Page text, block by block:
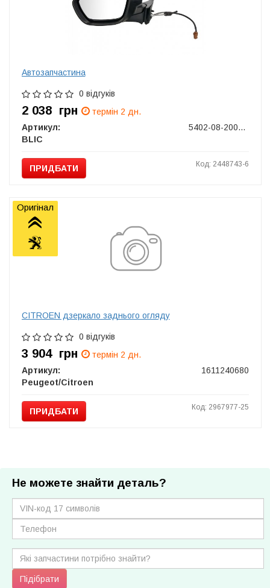
Автозапчастина
0 відгуків
2 038 грн
термін 2 дн.
Артикул:
5402-08-2002067P
BLIC
ПРИДБАТИ Код: 2448743-6
CITROEN дзеркало заднього огляду
0 відгуків
3 904 грн
термін 2 дн.
Артикул:
1611240680
Peugeot/Citroen
ПРИДБАТИ Код: 2967977-25
Оригінал
Не можете знайти деталь?
Підібрати